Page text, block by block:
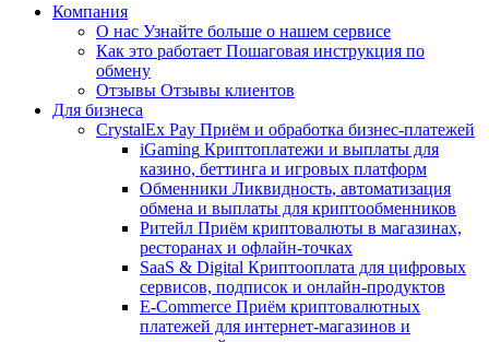
Компания
О нас Узнайте больше о нашем сервисе
Как это работает Пошаговая инструкция по
обмену
Отзывы Отзывы клиентов
Для бизнеса
CrystalEx Pay Приём и обработка бизнес-платежей
iGaming Криптоплатежи и выплаты для
казино, беттинга и игровых платформ
Обменники Ликвидность, автоматизация
обмена и выплаты для криптообменников
Ритейл Приём криптовалюты в магазинах,
ресторанах и офлайн-точках
SaaS & Digital Криптооплата для цифровых
сервисов, подписок и онлайн-продуктов
E-Commerce Приём криптовалютных
платежей для интернет-магазинов и